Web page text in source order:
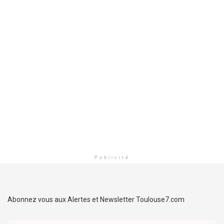
Publicité
Abonnez vous aux Alertes et Newsletter Toulouse7.com